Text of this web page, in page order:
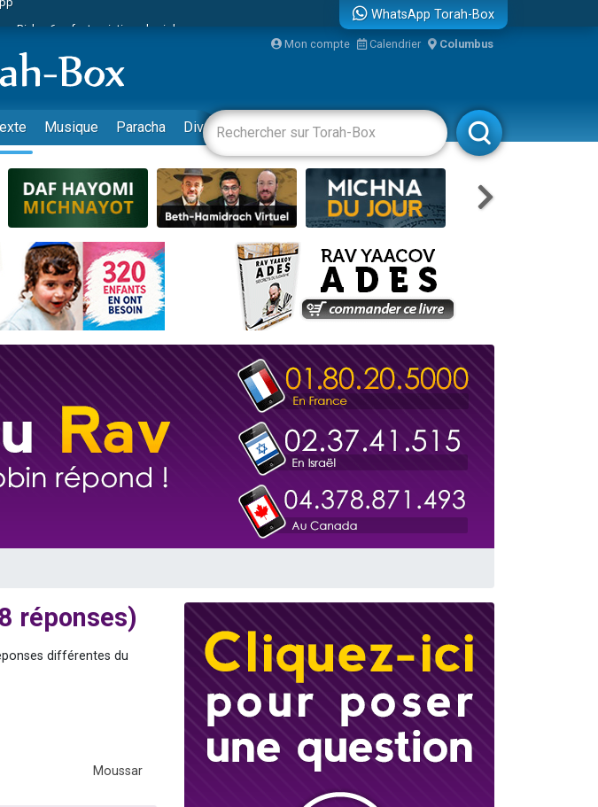
Rivka, 6 enfants, victime de violences...
80 ans, dans un appartement insalubre
de vacances aux Orphelins
la jambe de Yohan
WhatsApp Torah-Box
Mon compte Calendrier Columbus
Musique Paracha Divertissements Livres Rabbanim
réponses)
différentes du
Moussar